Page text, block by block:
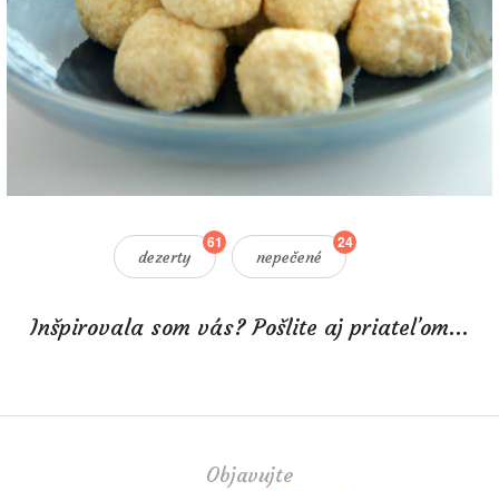
dezerty
61
nepečené
24
Inšpirovala som vás? Pošlite aj priateľom...
Objavujte